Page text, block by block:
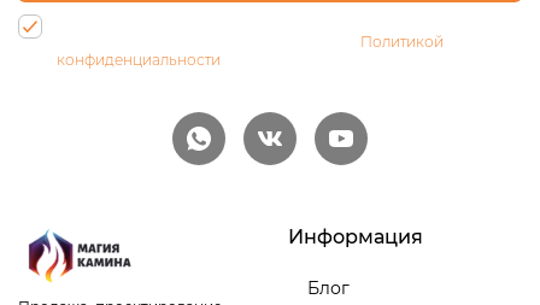
Политикой
конфиденциальности
Информация
Блог